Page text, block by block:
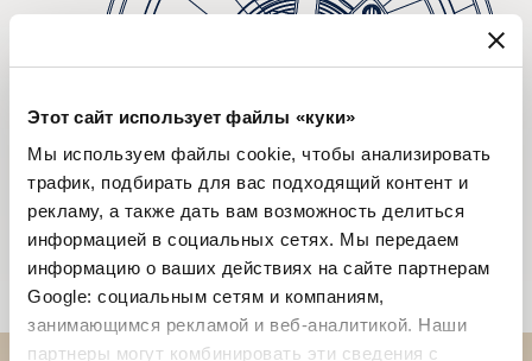
Этот сайт использует файлы «куки»
Мы используем файлы cookie, чтобы анализировать
трафик, подбирать для вас подходящий контент и
рекламу, а также дать вам возможность делиться
информацией в социальных сетях. Мы передаем
информацию о ваших действиях на сайте партнерам
Google: социальным сетям и компаниям,
занимающимся рекламой и веб-аналитикой. Наши
партнеры могут комбинировать эти сведения с